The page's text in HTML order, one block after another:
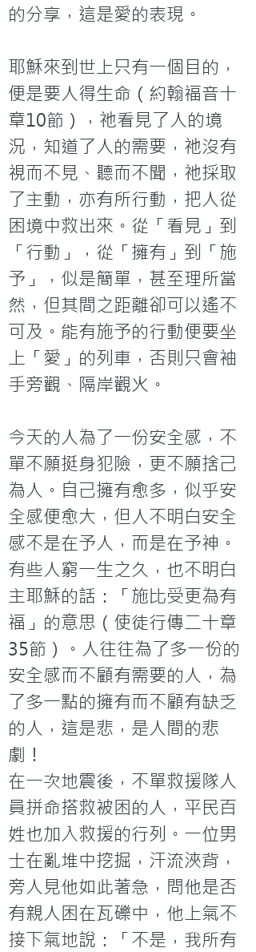
的分享，這是愛的表現。
耶穌來到世上只有一個目的，
便是要人得生命（約翰福音十
章10節），祂看見了人的境
況，知道了人的需要，祂沒有
視而不見、聽而不聞，祂採取
了主動，亦有所行動，把人從
困境中救出來。從「看見」到
「行動」，從「擁有」到「施
予」，似是簡單，甚至理所當
然，但其間之距離卻可以遙不
可及。能有施予的行動便要坐
上「愛」的列車，否則只會袖
手旁觀、隔岸觀火。
今天的人為了一份安全感，不
單不願挺身犯險，更不願捨己
為人。自己擁有愈多，似乎安
全感便愈大，但人不明白安全
感不是在予人，而是在予神。
有些人窮一生之久，也不明白
主耶穌的話：「施比受更為有
福」的意思（使徒行傳二十章
35節）。人往往為了多一份的
安全感而不顧有需要的人，為
了多一點的擁有而不顧有缺乏
的人，這是悲，是人間的悲
劇！
在一次地震後，不單救援隊人
員拼命搭救被困的人，平民百
姓也加入救援的行列。一位男
士在亂堆中挖掘，汗流浹背，
旁人見他如此著急，問他是否
有親人困在瓦礫中，他上氣不
接下氣地說：「不是，我所有